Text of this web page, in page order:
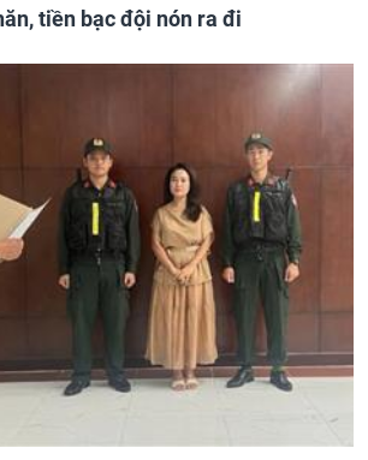
tiền bạc đội nón ra đi